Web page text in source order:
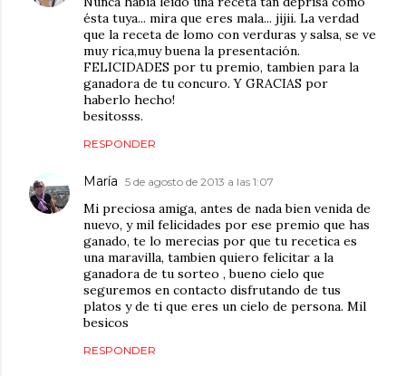
ésta tuya... mira que eres mala... jijii. La verdad
que la receta de lomo con verduras y salsa, se ve
muy rica,muy buena la presentación.
FELICIDADES por tu premio, tambien para la
ganadora de tu concuro. Y GRACIAS por
haberlo hecho!
besitosss.
RESPONDER
María 5 de agosto de 2013 a las 1:07
Mi preciosa amiga, antes de nada bien venida de
nuevo, y mil felicidades por ese premio que has
ganado, te lo merecias por que tu recetica es
una maravilla, tambien quiero felicitar a la
ganadora de tu sorteo , bueno cielo que
seguremos en contacto disfrutando de tus
platos y de ti que eres un cielo de persona. Mil
besicos
RESPONDER